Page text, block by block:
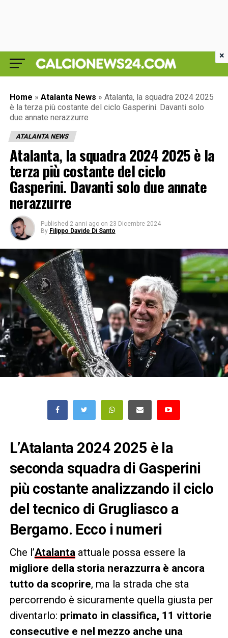
Home » Atalanta News » Atalanta, la squadra 2024 2025
è la terza più costante del ciclo Gasperini. Davanti solo
due annate nerazzurre
ATALANTA NEWS
Atalanta, la squadra 2024 2025 è la
terza più costante del ciclo
Gasperini. Davanti solo due annate
nerazzurre
Published 2 anni ago on 23 Dicembre 2024
By Filippo Davide Di Santo
L’Atalanta 2024 2025 è la
seconda squadra di Gasperini
più costante analizzando il ciclo
del tecnico di Grugliasco a
Bergamo. Ecco i numeri
Che l’Atalanta attuale possa essere la
migliore della storia nerazzurra è ancora
tutto da scoprire, ma la strada che sta
percorrendo è sicuramente quella giusta per
diventarlo: primato in classifica, 11 vittorie
consecutive e nel mezzo anche una
×